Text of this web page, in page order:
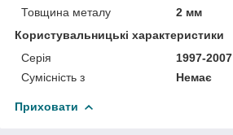
Товщина металу
2 мм
Користувальницькі характеристики
Серія
1997-2007
Сумісність з
Немає
Приховати